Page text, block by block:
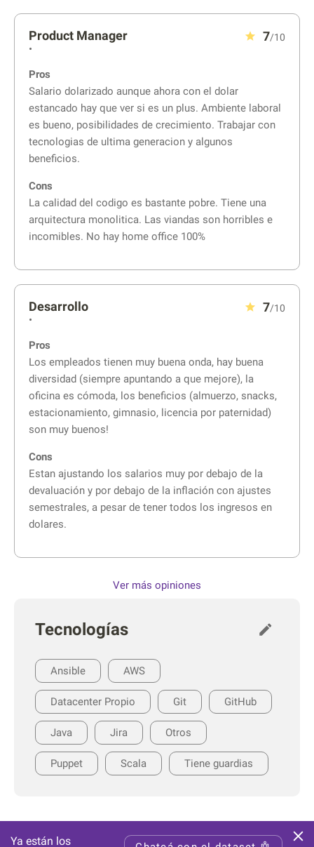
Product Manager
•
7/10
Pros
Salario dolarizado aunque ahora con el dolar
estancado hay que ver si es un plus. Ambiente laboral
es bueno, posibilidades de crecimiento. Trabajar con
tecnologias de ultima generacion y algunos
beneficios.
Cons
La calidad del codigo es bastante pobre. Tiene una
arquitectura monolitica. Las viandas son horribles e
incomibles. No hay home office 100%
Desarrollo
•
7/10
Pros
Los empleados tienen muy buena onda, hay buena
diversidad (siempre apuntando a que mejore), la
oficina es cómoda, los beneficios (almuerzo, snacks,
estacionamiento, gimnasio, licencia por paternidad)
son muy buenos!
Cons
Estan ajustando los salarios muy por debajo de la
devaluación y por debajo de la inflación con ajustes
semestrales, a pesar de tener todos los ingresos en
dolares.
Ver más opiniones
Tecnologías
Ansible AWS
Datacenter Propio Git GitHub
Java Jira Otros
Puppet Scala Tiene guardias
Ya están los